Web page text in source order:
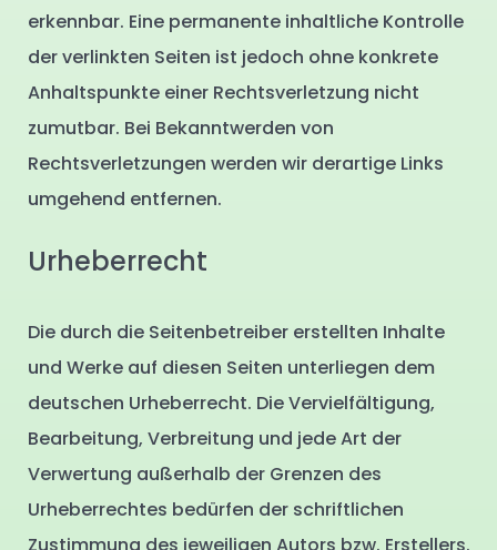
erkennbar. Eine permanente inhaltliche Kontrolle
der verlinkten Seiten ist jedoch ohne konkrete
Anhaltspunkte einer Rechtsverletzung nicht
zumutbar. Bei Bekanntwerden von
Rechtsverletzungen werden wir derartige Links
umgehend entfernen.
Urheberrecht
Die durch die Seitenbetreiber erstellten Inhalte
und Werke auf diesen Seiten unterliegen dem
deutschen Urheberrecht. Die Vervielfältigung,
Bearbeitung, Verbreitung und jede Art der
Verwertung außerhalb der Grenzen des
Urheberrechtes bedürfen der schriftlichen
Zustimmung des jeweiligen Autors bzw. Erstellers.